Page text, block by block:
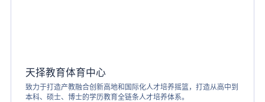
天择教育体育中心
致力于打造产教融合创新高地和国际化人才培养摇篮，打造从高中到
本科、硕士、博士的学历教育全链条人才培养体系。